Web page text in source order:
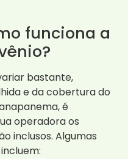
funciona a
bastante,
e da cobertura do
é
operadora os
inclusos. Algumas